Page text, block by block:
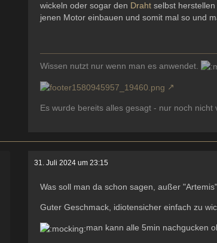
wickeln oder sogar den Draht selbst
jenen Motor einbauen und somit mal so und
Wissen nutzt nur wenn man es anwendet.
Es wurde bereits alles gesagt - nur noch nicht
31. Juli 2024 um 23:15
Was soll man da schon sagen, außer
Guter Geschmack, idiotensicher einfach zu
man kann alle 5min nachgucken